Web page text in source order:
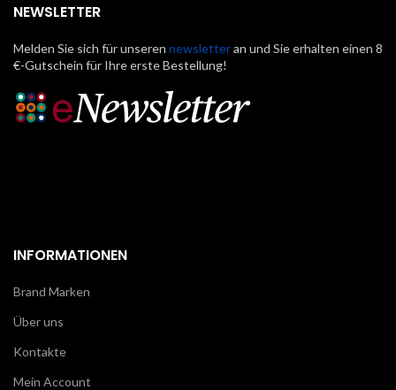
NEWSLETTER
Melden Sie sich für unseren newsletteran und Sie erhalten einen 8
€-Gutschein für Ihre erste Bestellung!
INFORMATIONEN
Brand Marken
Über uns
Kontakte
Mein Account